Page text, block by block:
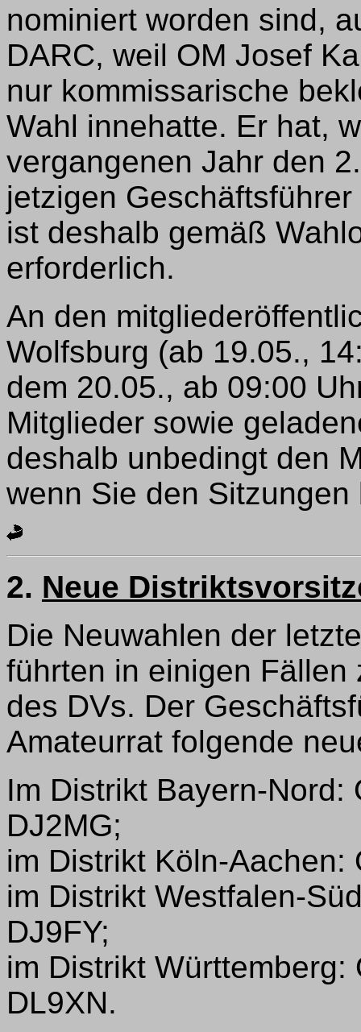
nominiert worden sind,
DARC, weil OM Josef
nur kommissarische
Wahl innehatte. Er hat,
vergangenen Jahr den
jetzigen
ist deshalb gemäß
erforderlich.
An den
Wolfsburg (ab 19.05.,
dem 20.05., ab 09:00
Mitglieder sowie
deshalb unbedingt den
wenn Sie den
2. Neue
Die Neuwahlen der
führten in einigen Fällen
des DVs. Der
Amateurrat folgende
Im Distrikt Bayern-Nord:
DJ2MG;
im Distrikt Köln-Aachen:
im Distrikt Westfalen-
DJ9FY;
im Distrikt
DL9XN.